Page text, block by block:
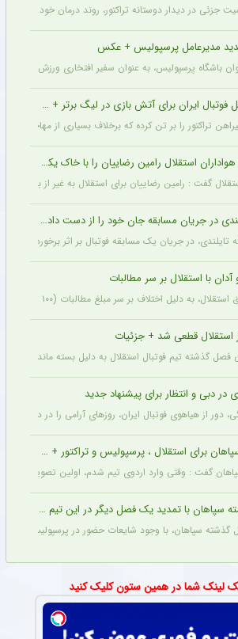
جزئی در دیدار دوستانه تراکتور، روند درمان خود را
مدیرعامل پرسپولیس + عکس
باشگاه پرسپولیس، به عنوان سفیر افتخاری ورزش چوگان
فوتبال ایران برای آتش بازی در لیگ برتر + عکس
تراکتور را بر تن کرده که برخلاف بسیاری از مهاجمان
استقلال رامین رضاییان را با خاک یکسان کرد + جزئیات
گفت : رامین رضاییان برای استقلال به غیر از بازار
آدان با استقلال بر سر مطالبات
اختلاف بر سر مبلغ مطالبات (۱۰۰ تا ۲۰۰ هزار یورو) قصد شکایت از باشگاه را دارد.
استقلال قطعی شد + جزئیات
گذشته تیم فوتبال استقلال به دلیل بسته ماندن پنجره
دبی و انتظار برای پیشنهاد جدید
دور از هیاهوی فوتبال ایران، روزهای آرامی را در دبی
برای استقلال ، پرسپولیس و تراکتور + جزئیات
گفت : وقتی وارد اردوی تیم شدم، اولین تصویری که در
با تمدید یک فصل دیگر در این تیم ماند + عکس
سپاهان، با وجود شایعات حضور در پرسپولیس،
لینک شما در همین ستون کلیک کنید